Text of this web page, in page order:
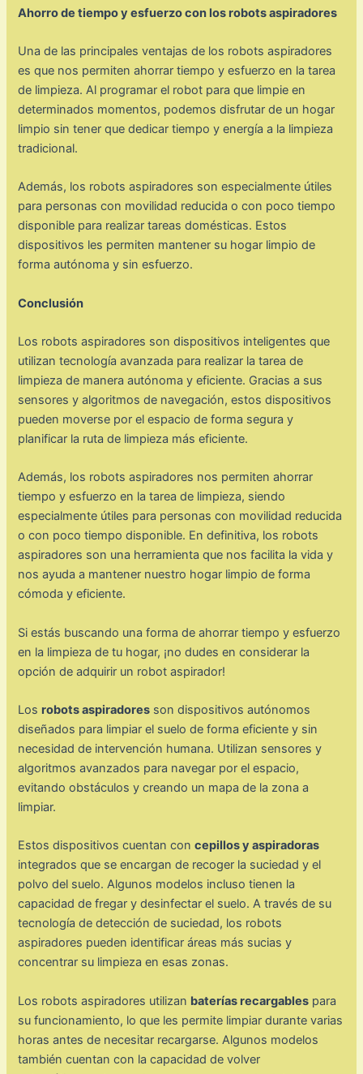
Ahorro de tiempo y esfuerzo con los robots aspiradores
Una de las principales ventajas de los robots aspiradores
es que nos permiten ahorrar tiempo y esfuerzo en la tarea
de limpieza. Al programar el robot para que limpie en
determinados momentos, podemos disfrutar de un hogar
limpio sin tener que dedicar tiempo y energía a la limpieza
tradicional.
Además, los robots aspiradores son especialmente útiles
para personas con movilidad reducida o con poco tiempo
disponible para realizar tareas domésticas. Estos
dispositivos les permiten mantener su hogar limpio de
forma autónoma y sin esfuerzo.
Conclusión
Los robots aspiradores son dispositivos inteligentes que
utilizan tecnología avanzada para realizar la tarea de
limpieza de manera autónoma y eficiente. Gracias a sus
sensores y algoritmos de navegación, estos dispositivos
pueden moverse por el espacio de forma segura y
planificar la ruta de limpieza más eficiente.
Además, los robots aspiradores nos permiten ahorrar
tiempo y esfuerzo en la tarea de limpieza, siendo
especialmente útiles para personas con movilidad reducida
o con poco tiempo disponible. En definitiva, los robots
aspiradores son una herramienta que nos facilita la vida y
nos ayuda a mantener nuestro hogar limpio de forma
cómoda y eficiente.
Si estás buscando una forma de ahorrar tiempo y esfuerzo
en la limpieza de tu hogar, ¡no dudes en considerar la
opción de adquirir un robot aspirador!
Los robots aspiradores son dispositivos autónomos
diseñados para limpiar el suelo de forma eficiente y sin
necesidad de intervención humana. Utilizan sensores y
algoritmos avanzados para navegar por el espacio,
evitando obstáculos y creando un mapa de la zona a
limpiar.
Estos dispositivos cuentan concepillos y aspiradoras
integrados que se encargan de recoger la suciedad y el
polvo del suelo. Algunos modelos incluso tienen la
capacidad de fregar y desinfectar el suelo. A través de su
tecnología de detección de suciedad, los robots
aspiradores pueden identificar áreas más sucias y
concentrar su limpieza en esas zonas.
Los robots aspiradores utilizan baterías recargables para
su funcionamiento, lo que les permite limpiar durante varias
horas antes de necesitar recargarse. Algunos modelos
también cuentan con la capacidad de volver